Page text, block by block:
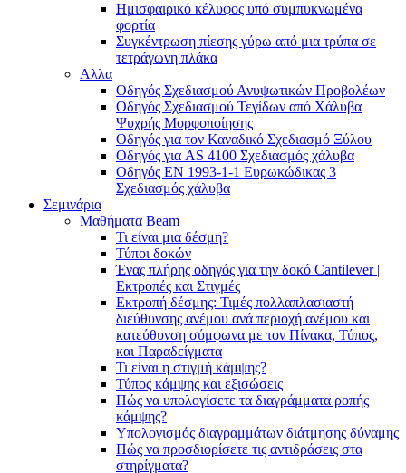
Ημισφαιρικό κέλυφος υπό συμπυκνωμένα
φορτία
Συγκέντρωση πίεσης γύρω από μια τρύπα σε
τετράγωνη πλάκα
Αλλα
Οδηγός Σχεδιασμού Ανυψωτικών Προβολέων
Οδηγός Σχεδιασμού Τεγίδων από Χάλυβα
Ψυχρής Μορφοποίησης
Οδηγός για τον Καναδικό Σχεδιασμό Ξύλου
Οδηγός για AS 4100 Σχεδιασμός χάλυβα
Οδηγός ΕΝ 1993-1-1 Ευρωκώδικας 3
Σχεδιασμός χάλυβα
Σεμινάρια
Μαθήματα Beam
Τι είναι μια δέσμη?
Τύποι δοκών
Ένας πλήρης οδηγός για την δοκό Cantilever |
Εκτροπές και Στιγμές
Εκτροπή δέσμης: Τιμές πολλαπλασιαστή
διεύθυνσης ανέμου ανά περιοχή ανέμου και
κατεύθυνση σύμφωνα με τον Πίνακα, Τύπος,
και Παραδείγματα
Τι είναι η στιγμή κάμψης?
Τύπος κάμψης και εξισώσεις
Πώς να υπολογίσετε τα διαγράμματα ροπής
κάμψης?
Υπολογισμός διαγραμμάτων διάτμησης δύναμης
Πώς να προσδιορίσετε τις αντιδράσεις στα
στηρίγματα?